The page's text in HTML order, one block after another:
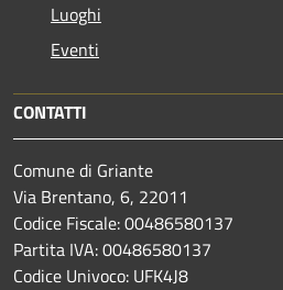
Luoghi
Eventi
CONTATTI
Comune di Griante
Via Brentano, 6, 22011
Codice Fiscale: 00486580137
Partita IVA: 00486580137
Codice Univoco: UFK4J8